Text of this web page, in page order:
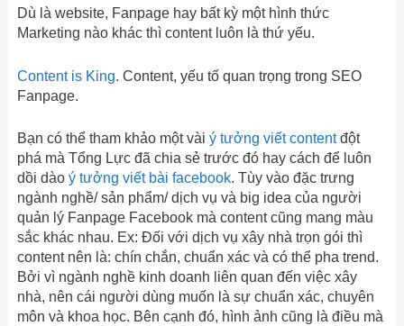
Dù là website, Fanpage hay bất kỳ một hình thức
Marketing nào khác thì content luôn là thứ yếu.
Content is King. Content, yếu tố quan trọng trong SEO
Fanpage.
Bạn có thể tham khảo một vài ý tưởng viết contentđột
phá mà Tổng Lực đã chia sẻ trước đó hay cách để luôn
dồi dào ý tưởng viết bài facebook. Tùy vào đặc trưng
ngành nghề/ sản phẩm/ dịch vụ và big idea của người
quản lý Fanpage Facebook mà content cũng mang màu
sắc khác nhau. Ex: Đối với dịch vụ xây nhà trọn gói thì
content nên là: chín chắn, chuẩn xác và có thể pha trend.
Bởi vì ngành nghề kinh doanh liên quan đến việc xây
nhà, nên cái người dùng muốn là sự chuẩn xác, chuyên
môn và khoa học. Bên cạnh đó, hình ảnh cũng là điều mà